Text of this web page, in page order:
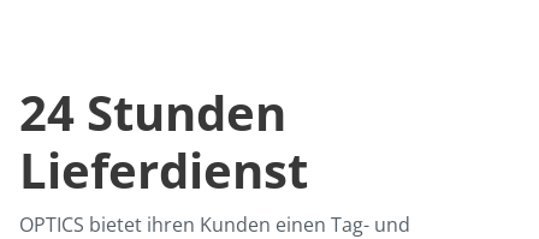
24 Stunden
Lieferdienst
OPTICS bietet ihren Kunden einen Tag- und